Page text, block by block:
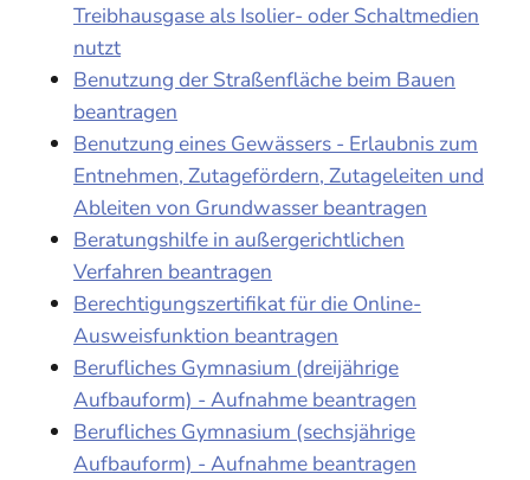
Treibhausgase als Isolier- oder Schaltmedien
nutzt
Benutzung der Straßenfläche beim Bauen
beantragen
Benutzung eines Gewässers - Erlaubnis zum
Entnehmen, Zutagefördern, Zutageleiten und
Ableiten von Grundwasser beantragen
Beratungshilfe in außergerichtlichen
Verfahren beantragen
Berechtigungszertifikat für die Online-
Ausweisfunktion beantragen
Berufliches Gymnasium (dreijährige
Aufbauform) - Aufnahme beantragen
Berufliches Gymnasium (sechsjährige
Aufbauform) - Aufnahme beantragen